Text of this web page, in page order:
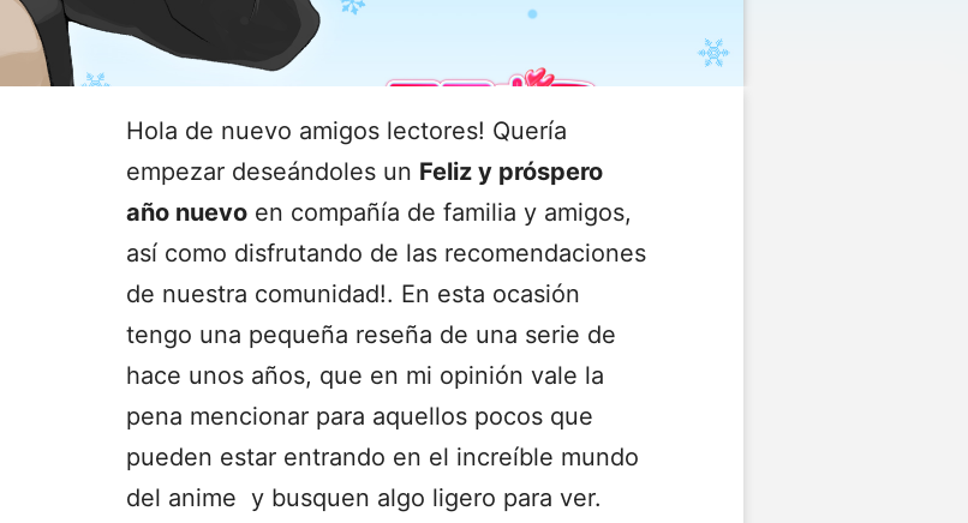
Hola de nuevo amigos lectores! Quería
empezar deseándoles un Feliz y próspero
año nuevo en compañía de familia y amigos,
así como disfrutando de las recomendaciones
de nuestra comunidad!. En esta ocasión
tengo una pequeña reseña de una serie de
hace unos años, que en mi opinión vale la
pena mencionar para aquellos pocos que
pueden estar entrando en el increíble mundo
del anime y busquen algo ligero para ver.